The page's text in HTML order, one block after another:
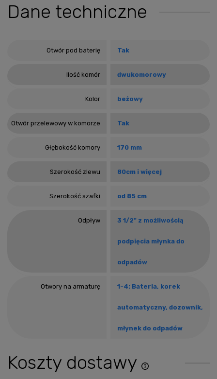
Dane techniczne
Otwór pod baterię Tak
Ilość komór dwukomorowy
Kolor beżowy
Otwór przelewowy w komorze Tak
Głębokość komory 170 mm
Szerokość zlewu 80cm i więcej
Szerokość szafki od 85 cm
Odpływ 3 1/2" z możliwością
podpięcia młynka do
odpadów
Otwory na armaturę 1-4: Bateria, korek
automatyczny, dozownik,
młynek do odpadów
Koszty dostawy
Cena nie zawiera
płatności